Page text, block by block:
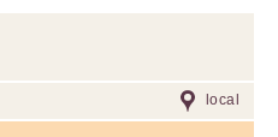
local